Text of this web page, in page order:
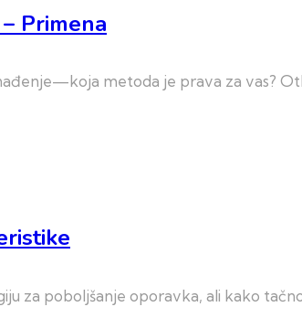
Primena
metoda je prava za vas?
za poboljšanje oporavka, ali kako